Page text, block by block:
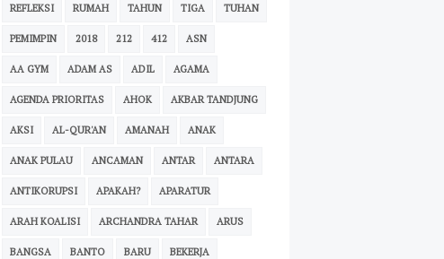
REFLEKSI RUMAH TAHUN TIGA TUHAN
PEMIMPIN 2018 212 412 ASN
AA GYM ADAM AS ADIL AGAMA
AGENDA PRIORITAS AHOK AKBAR TANDJUNG
AKSI AL-QUR'AN AMANAH ANAK
ANAK PULAU ANCAMAN ANTAR ANTARA
ANTIKORUPSI APAKAH? APARATUR
ARAH KOALISI ARCHANDRA TAHAR ARUS
BANGSA BANTO BARU BEKERJA